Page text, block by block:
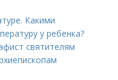
Какими
у ребенка?
святителям